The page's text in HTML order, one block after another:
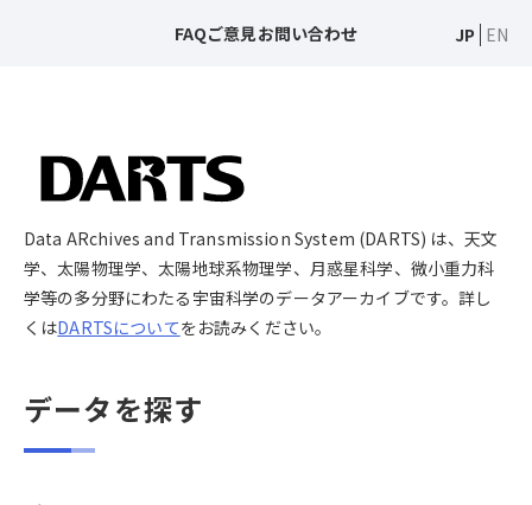
FAQご意見お問い合わせ JP EN
Data ARchives and Transmission System (DARTS) は、天文
学、太陽物理学、太陽地球系物理学、月惑星科学、微小重力科
学等の多分野にわたる宇宙科学のデータアーカイブです。詳し
くはDARTSについてをお読みください。
データを探す